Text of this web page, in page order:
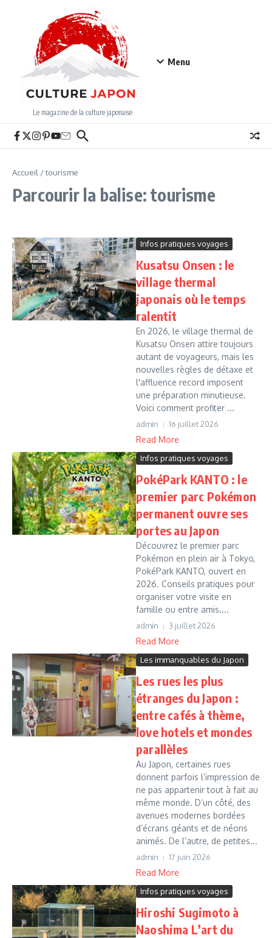
Le magazine de la culture japonaise
Menu
Accueil /tourisme
Parcourir la balise: tourisme
Infos pratiques voyages
Kusatsu Onsen : le
village thermal
japonais où le temps
ralentit
En 2026, le village thermal de
Kusatsu Onsen attire toujours
autant de voyageurs, mais les
nouvelles règles de détaxe et
l'affluence record imposent
une préparation minutieuse.
Voici comment profiter ...
admin 16 juillet 2026
Read More
Infos pratiques voyages
PokéPark KANTO : le
premier parc Pokémon
permanent ouvre ses
portes au Japon
Découvrez le premier parc
Pokémon en plein air à Tokyo,
PokéPark KANTO, ouvert en
2026. Conseils pratiques pour
organiser votre visite en
famille ou entre amis....
admin 3 juillet 2026
Read More
Les immanquables du Japon
Les rues les plus
étranges du Japon :
entre cafés à thème,
love hotels et mondes
parallèles
Au Japon, certaines rues
donnent parfois l’impression de
ne pas appartenir tout à fait au
même monde. D’un côté, des
avenues modernes bordées
d’écrans géants et de néons
animés. De l’autre, de petites...
admin 17 juin 2026
Read More
Infos pratiques voyages
Hiroshi Sugimoto à
Naoshima L’art du